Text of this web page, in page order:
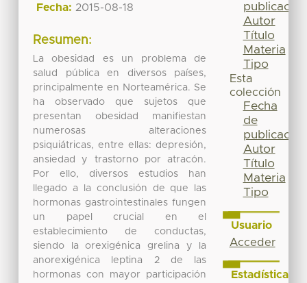
Fecha: 2015-08-18
Resumen:
La obesidad es un problema de
salud pública en diversos países,
principalmente en Norteamérica. Se
ha observado que sujetos que
presentan obesidad manifiestan
numerosas alteraciones
psiquiátricas, entre ellas: depresión,
ansiedad y trastorno por atracón.
Por ello, diversos estudios han
llegado a la conclusión de que las
hormonas gastrointestinales fungen
un papel crucial en el
establecimiento de conductas,
siendo la orexigénica grelina y la
anorexigénica leptina 2 de las
hormonas con mayor participación
publicación
Autor
Título
Materia
Tipo
Esta
colección
Fecha
de
publicación
Autor
Título
Materia
Tipo
Usuario
Acceder
Estadísticas